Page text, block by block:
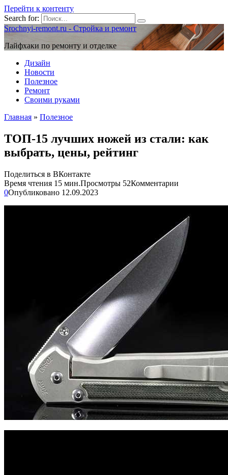
Перейти к контенту
Search for:
Srochnyi-remont.ru - Стройка и ремонт
Лайфхаки по ремонту и отделке
Дизайн
Новости
Полезное
Ремонт
Своими руками
Главная » Полезное
ТОП-15 лучших ножей из стали: как
выбрать, цены, рейтинг
Поделиться в ВКонтакте
Время чтения 15 мин.Просмотры 52Комментарии
0Опубликовано 12.09.2023